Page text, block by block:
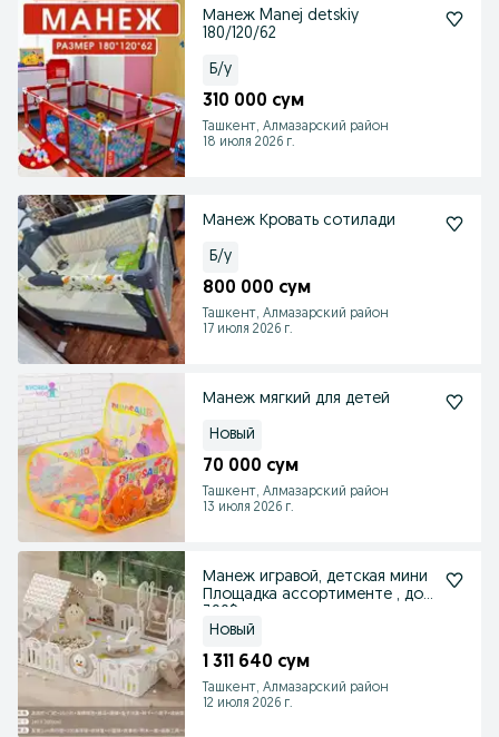
Манеж Manej detskiy
180/120/62
Б/у
310 000 сум
Ташкент, Алмазарский район
18 июля 2026 г.
Манеж Кровать сотилади
Б/у
800 000 сум
Ташкент, Алмазарский район
17 июля 2026 г.
Манеж мягкий для детей
Новый
70 000 сум
Ташкент, Алмазарский район
13 июля 2026 г.
Манеж игравой, детская мини
Площадка ассортименте , до
Новый
1 311 640 сум
Ташкент, Алмазарский район
12 июля 2026 г.